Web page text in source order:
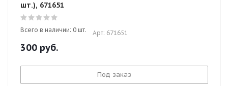
шт.), 671651
Всего в наличии: 0 шт. Арт: 671651
300 руб.
Под заказ